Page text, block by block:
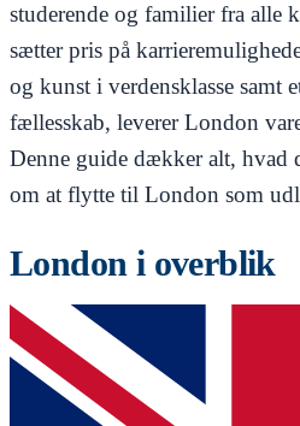
studerende og familier fra alle
sætter pris på
og kunst i verdensklasse samt
fællesskab, leverer London
Denne guide dækker alt, hvad
om at flytte til London som
London i overblik